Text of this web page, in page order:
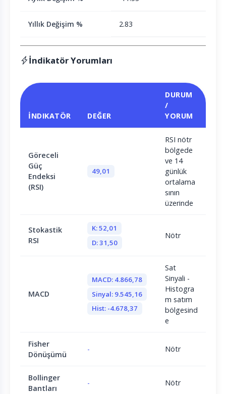
Yıllık Değişim % 2.83
İndikatör Yorumları
İNDIKATÖR DEĞER
DURUM
/
YORUM
Göreceli
Güç
Endeksi
(RSI)
49,01
RSI nötr
bölgede
ve 14
günlük
ortalama
sının
üzerinde
Stokastik
RSI
K: 52,01
D: 31,50
Nötr
MACD
MACD: 4.866,78
Sinyal: 9.545,16
Hist: -4.678,37
Sat
Sinyali -
Histogra
m satım
bölgesind
e
Fisher
Dönüşümü
- Nötr
Bollinger
Bantları
- Nötr